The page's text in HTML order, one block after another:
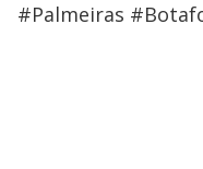
#Palmeiras